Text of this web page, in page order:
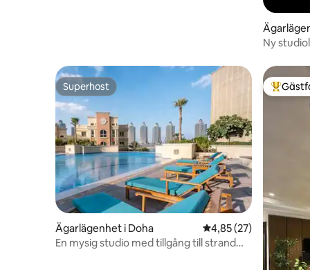
Ny
Superhost
Superhost
Ägarlägenhet i Doha 4,85 av 5 i
4,85 (27)
En mysig studio med tillgång till strand
Populär